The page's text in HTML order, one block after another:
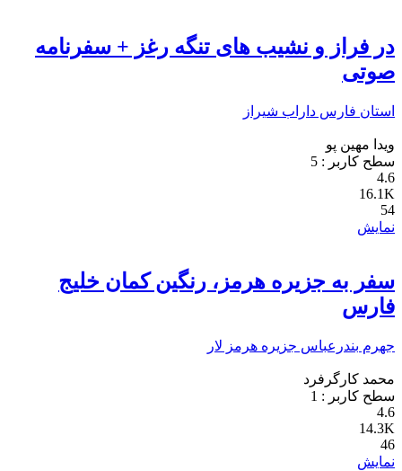
در فراز و نشیب های تنگه رغز + سفرنامه
صوتی
استان فارس داراب شیراز
ویدا مهین پو
سطح کاربر : 5
4.6
16.1K
54
نمایش
سفر به جزیره هرمز، رنگین کمان خلیج
فارس
جهرم بندرعباس جزیره هرمز لار
محمد کارگرفرد
سطح کاربر : 1
4.6
14.3K
46
نمایش